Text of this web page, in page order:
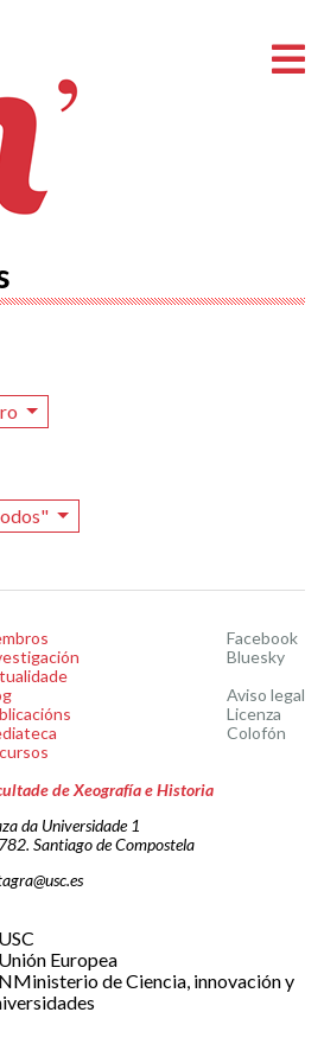
Facebook
Bluesky
Aviso legal
Licenza
Colofón
de Xeografía e Historia
da Universidade 1
Santiago de Compostela